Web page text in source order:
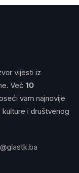
vijesti iz
Već 10
vam najnovije
i društvenog
@glastk.ba